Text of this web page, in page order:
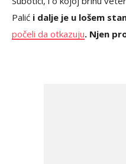
Palić i dalje je u lošem
počeli da otkazuju. Njen